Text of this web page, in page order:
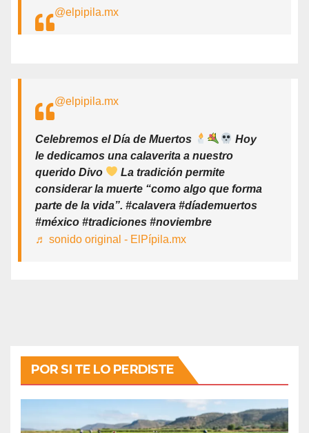
@elpipila.mx
@elpipila.mx
Celebremos el Día de Muertos
Hoy
le dedicamos una calaverita a nuestro
querido Divo
La tradición permite
considerar la muerte “como algo que forma
parte de la vida”. #calavera #díademuertos
#méxico #tradiciones #noviembre
♬ sonido original - ElPípila.mx
POR SI TE LO PERDISTE